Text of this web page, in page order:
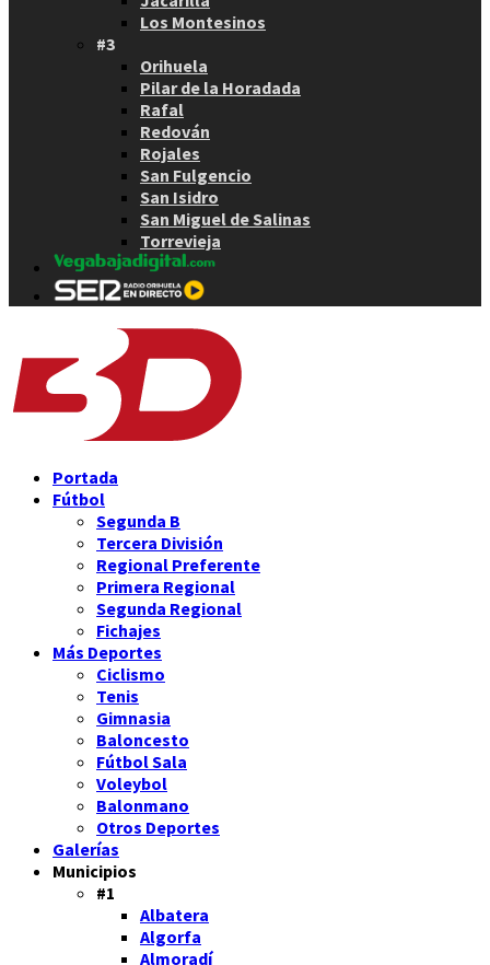
Los Montesinos
#3
Orihuela
Pilar de la Horadada
Rafal
Redován
Rojales
San Fulgencio
San Isidro
San Miguel de Salinas
Torrevieja
Portada
Fútbol
Segunda B
Tercera División
Regional Preferente
Primera Regional
Segunda Regional
Fichajes
Más Deportes
Ciclismo
Tenis
Gimnasia
Baloncesto
Fútbol Sala
Voleybol
Balonmano
Otros Deportes
Galerías
Municipios
#1
Albatera
Algorfa
Almoradí